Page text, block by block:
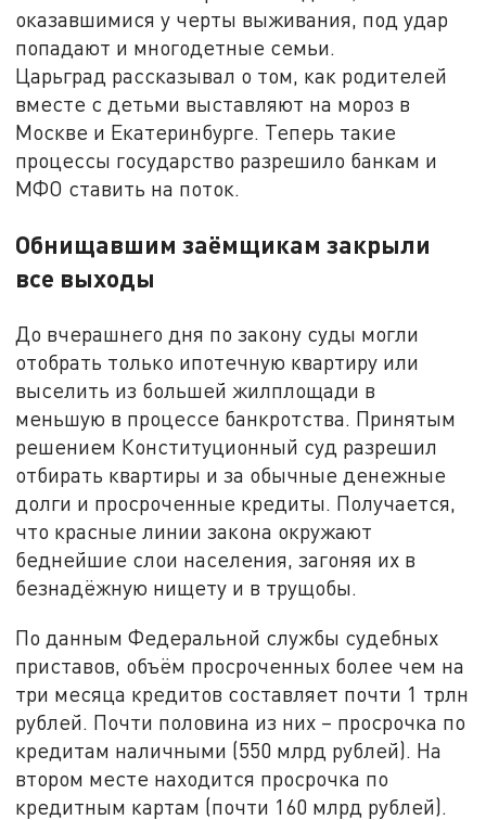
оказавшимися у черты выживания, под удар
попадают и многодетные семьи.
Царьград рассказывал о том, как родителей
вместе с детьми выставляют на мороз в
Москве и Екатеринбурге. Теперь такие
процессы государство разрешило банкам и
МФО ставить на поток.
Обнищавшим заёмщикам закрыли
все выходы
До вчерашнего дня по закону суды могли
отобрать только ипотечную квартиру или
выселить из большей жилплощади в
меньшую в процессе банкротства. Принятым
решением Конституционный суд разрешил
отбирать квартиры и за обычные денежные
долги и просроченные кредиты. Получается,
что красные линии закона окружают
беднейшие слои населения, загоняя их в
безнадёжную нищету и в трущобы.
По данным Федеральной службы судебных
приставов, объём просроченных более чем на
три месяца кредитов составляет почти 1 трлн
рублей. Почти половина из них – просрочка по
кредитам наличными (550 млрд рублей). На
втором месте находится просрочка по
кредитным картам (почти 160 млрд рублей).